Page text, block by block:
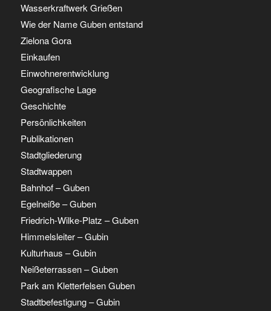
Wasserkraftwerk Grießen
Wie der Name Guben entstand
Zielona Gora
Einkaufen
Einwohnerentwicklung
Geografische Lage
Geschichte
Persönlichkeiten
Publikationen
Stadtgliederung
Stadtwappen
Bahnhof – Guben
Egelneiße – Guben
Friedrich-Wilke-Platz – Guben
Himmelsleiter – Gubin
Kulturhaus – Gubin
Neißeterrassen – Guben
Park am Kletterfelsen Guben
Stadtbefestigung – Gubin